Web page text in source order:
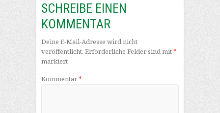
SCHREIBE EINEN
KOMMENTAR
Deine E-Mail-Adresse wird nicht
veröffentlicht. Erforderliche Felder sind mit*
markiert
Kommentar*